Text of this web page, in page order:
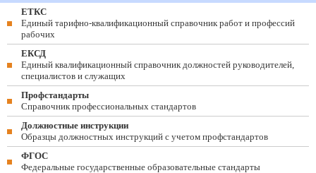
ЕТКС
Единый тарифно-квалификационный справочник работ и профессий
рабочих
ЕКСД
Единый квалификационный справочник должностей руководителей,
специалистов и служащих
Профстандарты
Справочник профессиональных стандартов
Должностные инструкции
Образцы должностных инструкций с учетом профстандартов
ФГОС
Федеральные государственные образовательные стандарты